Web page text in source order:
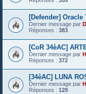
[Defender] Oracle
Dernier message par
Réponses : 383
[CoR 34èAC]
Dernier message par
Réponses : 372
[34èAC] LUNA
Dernier message par
Réponses : 129